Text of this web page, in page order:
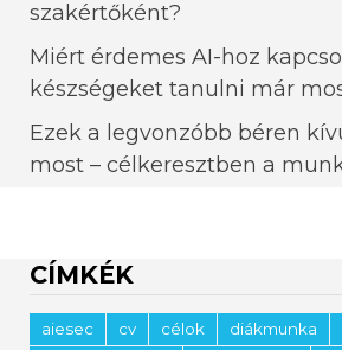
szakértőként?
Miért érdemes AI-hoz
készségeket tanulni már
Ezek a legvonzóbb béren
most – célkeresztben a
CÍMKÉK
aiesec cv célok diákmunka